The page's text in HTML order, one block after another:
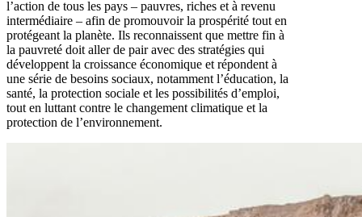
l’action de tous les pays – pauvres, riches et à revenu
intermédiaire – afin de promouvoir la prospérité tout en
protégeant la planète. Ils reconnaissent que mettre fin à
la pauvreté doit aller de pair avec des stratégies qui
développent la croissance économique et répondent à
une série de besoins sociaux, notamment l’éducation, la
santé, la protection sociale et les possibilités d’emploi,
tout en luttant contre le changement climatique et la
protection de l’environnement.